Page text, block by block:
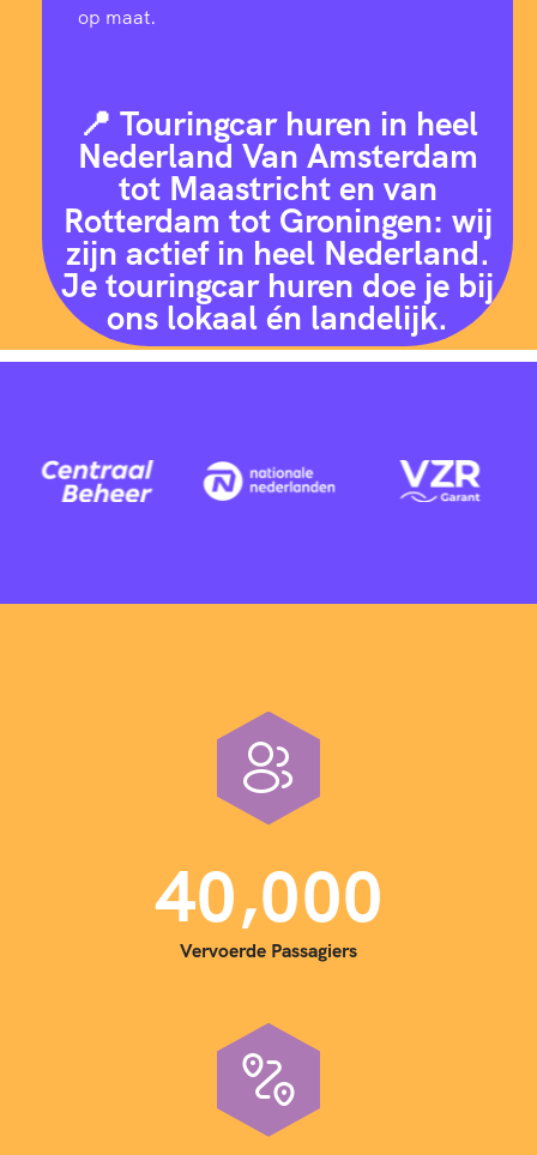
op maat.
📍 Touringcar huren in heel
Nederland Van Amsterdam
tot Maastricht en van
Rotterdam tot Groningen: wij
zijn actief in heel Nederland.
Je touringcar huren doe je bij
ons lokaal én landelijk.
40,000
Vervoerde Passagiers